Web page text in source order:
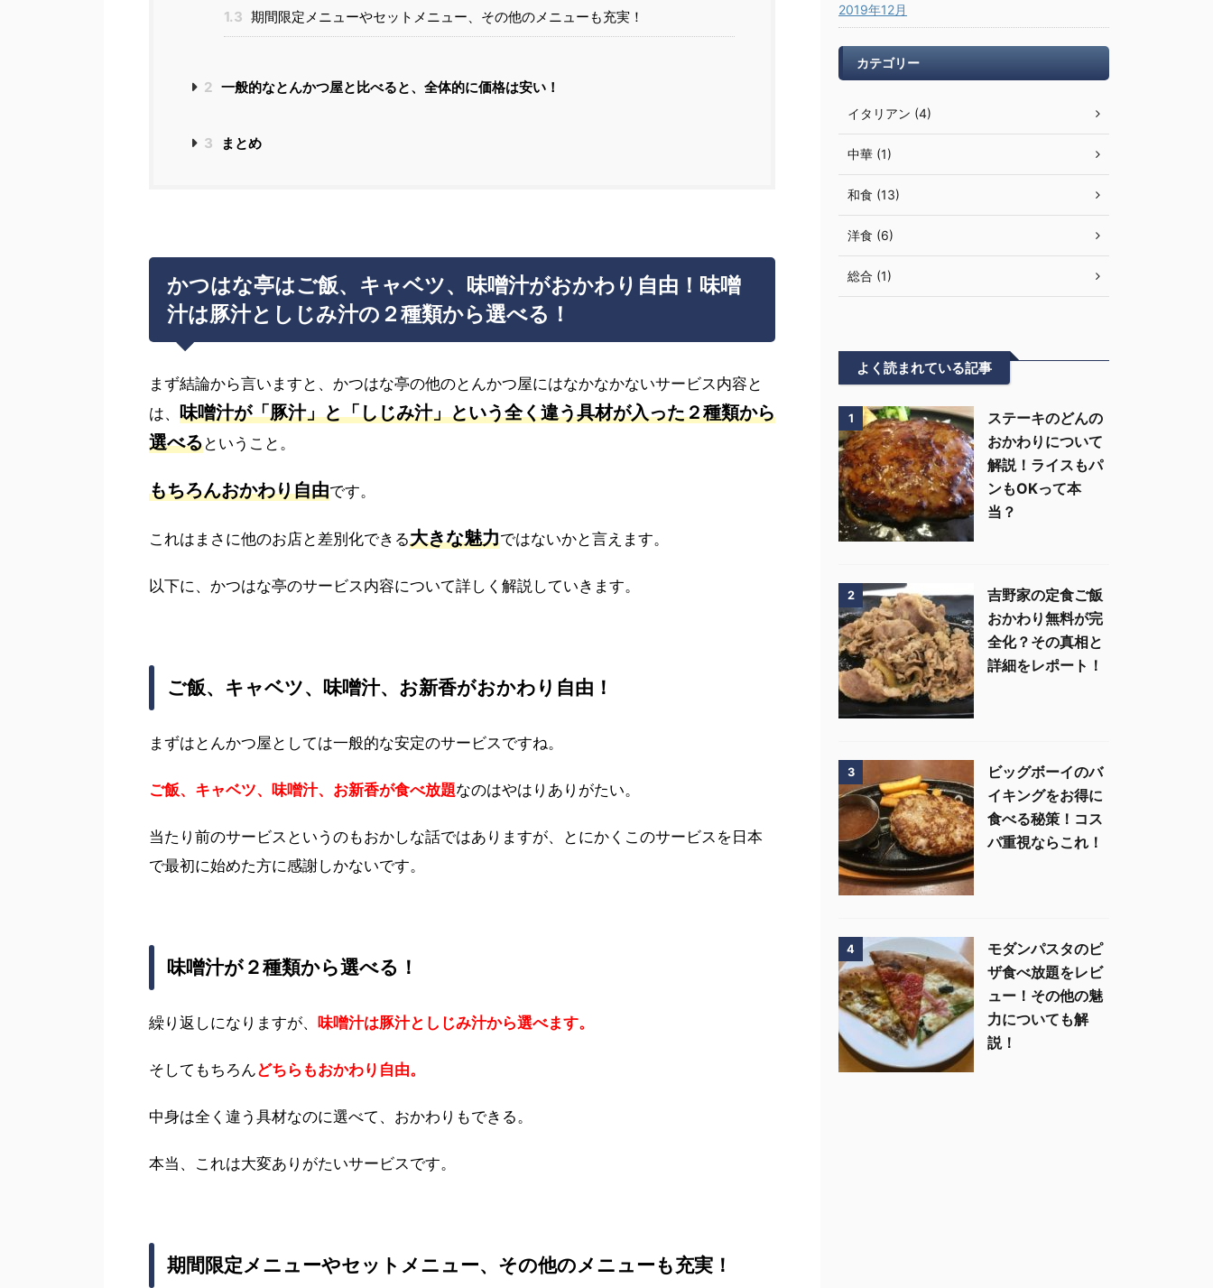
1.3 期間限定メニューやセットメニュー、その他のメニューも充実！
2 一般的なとんかつ屋と比べると、全体的に価格は安い！
3 まとめ
かつはな亭はご飯、キャベツ、味噌汁がおかわり自由！味噌
汁は豚汁としじみ汁の２種類から選べる！
まず結論から言いますと、かつはな亭の他のとんかつ屋にはなかなかないサービス内容と
は、 味噌汁が「豚汁」と「しじみ汁」という全く違う具材が入った２種類から
選べるということ。
もちろんおかわり自由です。
これはまさに他のお店と差別化できる大きな魅力ではないかと言えます。
以下に、かつはな亭のサービス内容について詳しく解説していきます。
ご飯、キャベツ、味噌汁、お新香がおかわり自由！
まずはとんかつ屋としては一般的な安定のサービスですね。
ご飯、キャベツ、味噌汁、お新香が食べ放題なのはやはりありがたい。
当たり前のサービスというのもおかしな話ではありますが、とにかくこのサービスを日本
で最初に始めた方に感謝しかないです。
味噌汁が２種類から選べる！
繰り返しになりますが、 味噌汁は豚汁としじみ汁から選べます。
そしてもちろんどちらもおかわり自由。
中身は全く違う具材なのに選べて、おかわりもできる。
本当、これは大変ありがたいサービスです。
期間限定メニューやセットメニュー、その他のメニューも充実！
2019年12月
カテゴリー
イタリアン (4)
中華 (1)
和食 (13)
洋食 (6)
総合 (1)
よく読まれている記事
1
ステーキのどんの
おかわりについて
解説！ライスもパ
ンもOKって本
当？
2
吉野家の定食ご飯
おかわり無料が完
全化？その真相と
詳細をレポート！
3
ビッグボーイのバ
イキングをお得に
食べる秘策！コス
パ重視ならこれ！
4
モダンパスタのピ
ザ食べ放題をレビ
ュー！その他の魅
力についても解
説！